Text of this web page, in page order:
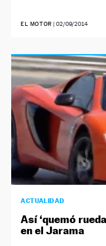
EL MOTOR | 02/09/2014
ACTUALIDAD
Así ‘quemó
en el Jarama